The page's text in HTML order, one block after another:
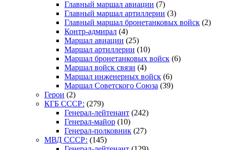
Главный маршал авиации (7)
Главный маршал артиллерии (3)
Главный маршал бронетанковых войск (2)
Контр-адмирал (4)
Маршал авиации (25)
Маршал артиллерии (10)
Маршал бронетанковых войск (6)
Маршал войск связи (4)
Маршал инженерных войск (6)
Маршал Советского Союза (39)
Герои (2)
КГБ СССР: (279)
Генерал-лейтенант (242)
Генерал-майор (10)
Генерал-полковник (27)
МВД СССР: (145)